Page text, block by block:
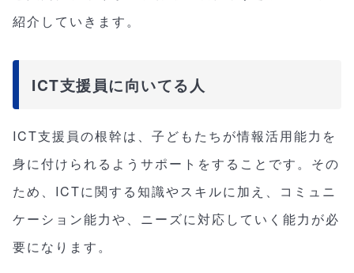
紹介していきます。
ICT支援員に向いてる人
ICT支援員の根幹は、子どもたちが情報活用能力を
身に付けられるようサポートをすることです。その
ため、ICTに関する知識やスキルに加え、コミュニ
ケーション能力や、ニーズに対応していく能力が必
要になります。